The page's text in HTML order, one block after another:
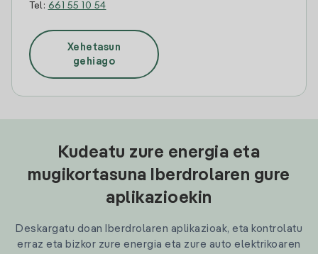
Tel: 661 55 10 54
Xehetasun
gehiago
Kudeatu zure energia eta
mugikortasuna Iberdrolaren gure
aplikazioekin
Deskargatu doan Iberdrolaren aplikazioak, eta kontrolatu
erraz eta bizkor zure energia eta zure auto elektrikoaren